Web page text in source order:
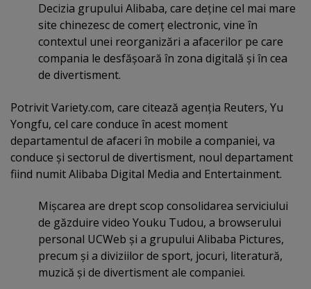
Decizia grupului Alibaba, care deţine cel mai mare
site chinezesc de comerţ electronic, vine în
contextul unei reorganizări a afacerilor pe care
compania le desfăşoară în zona digitală şi în cea
de divertisment.
Potrivit Variety.com, care citează agenţia Reuters, Yu
Yongfu, cel care conduce în acest moment
departamentul de afaceri în mobile a companiei, va
conduce şi sectorul de divertisment, noul departament
fiind numit Alibaba Digital Media and Entertainment.
Mişcarea are drept scop consolidarea serviciului
de găzduire video Youku Tudou, a browserului
personal UCWeb şi a grupului Alibaba Pictures,
precum şi a diviziilor de sport, jocuri, literatură,
muzică şi de divertisment ale companiei.